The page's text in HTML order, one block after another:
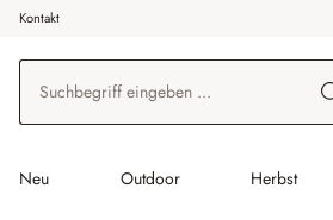
Hauptinhalt springen
Zur Suche springen
Zur Hauptnavigation springen
Kontakt
Neu Outdoor Herbst